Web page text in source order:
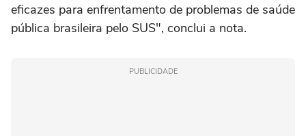
eficazes para enfrentamento de problemas de saúde
pública brasileira pelo SUS", conclui a nota.
PUBLICIDADE